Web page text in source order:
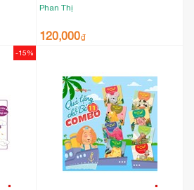
Tiền
Phan Thị
120,000₫
-15%